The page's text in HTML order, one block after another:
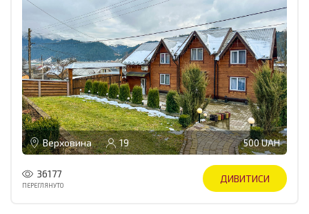
Верховина 19 500 UAH
36177
ПЕРЕГЛЯНУТО
ДИВИТИСИ